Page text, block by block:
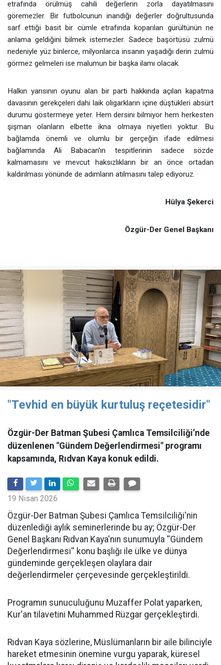
etrafında örülmüş cahili değerlerin zorla dayatılmasını
göremezler. Bir futbolcunun inandığı değerler doğrultusunda
sarf ettiği basit bir cümle etrafında koparılan gürültünün ne
anlama geldiğini bilmek istemezler. Sadece başörtüsü zulmü
nedeniyle yüz binlerce, milyonlarca insanın yaşadığı derin zulmü
görmez gelmeleri ise malumun bir başka ilamı olacak.
Halkın yarısının oyunu alan bir parti hakkında açılan kapatma
davasının gerekçeleri dahi laik oligarkların içine düştükleri absürt
durumu göstermeye yeter. Hem dersini bilmiyor hem herkesten
şişman olanların elbette ikna olmaya niyetleri yoktur. Bu
bağlamda önemli ve olumlu bir gerçeğin ifade edilmesi
bağlamında Ali Babacan'ın tespitlerinin sadece sözde
kalmamasını ve mevcut haksızlıkların bir an önce ortadan
kaldırılması yönünde de adımların atılmasını talep ediyoruz.
Hülya Şekerci
Özgür-Der Genel Başkanı
"Tevhid en büyük kurtuluş reçetesidir"
Özgür-Der Batman Şubesi Çamlıca Temsilciliği’nde
düzenlenen "Gündem Değerlendirmesi" programı
kapsamında, Rıdvan Kaya konuk edildi.
19 Nisan 2026
​Özgür-Der Batman Şubesi Çamlıca Temsilciliği'nin
düzenlediği aylık seminerlerinde bu ay; Özgür-Der
Genel Başkanı Rıdvan Kaya'nın sunumuyla ''Gündem
Değerlendirmesi'' konu başlığı ile ülke ve dünya
gündeminde gerçekleşen olaylara dair
değerlendirmeler çerçevesinde gerçekleştirildi.
Programın sunuculuğunu Muzaffer Polat yaparken,
Kur'an tilavetini Muhammed Rüzgar gerçekleştirdi.
Rıdvan Kaya sözlerine, Müslümanların bir aile bilinciyle
hareket etmesinin önemine vurgu yaparak, küresel